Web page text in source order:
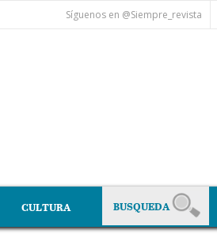
Síguenos en @Siempre_revista
CULTURA